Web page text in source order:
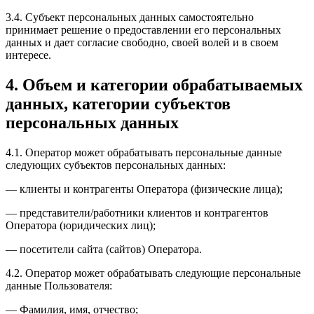
3.4. Субъект персональных данных самостоятельно
принимает решение о предоставлении его персональных
данных и дает согласие свободно, своей волей и в своем
интересе.
4. Объем и категории обрабатываемых
данных, категории субъектов
персональных данных
4.1. Оператор может обрабатывать персональные данные
следующих субъектов персональных данных:
— клиенты и контрагенты Оператора (физические лица);
— представители/работники клиентов и контрагентов
Оператора (юридических лиц);
— посетители сайта (сайтов) Оператора.
4.2. Оператор может обрабатывать следующие персональные
данные Пользователя:
— Фамилия, имя, отчество;